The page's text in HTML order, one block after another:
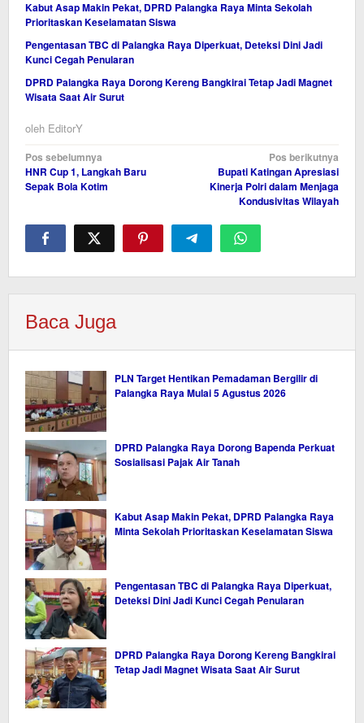
Kabut Asap Makin Pekat, DPRD Palangka Raya Minta Sekolah
Prioritaskan Keselamatan Siswa
Pengentasan TBC di Palangka Raya Diperkuat, Deteksi Dini Jadi
Kunci Cegah Penularan
DPRD Palangka Raya Dorong Kereng Bangkirai Tetap Jadi Magnet
Wisata Saat Air Surut
oleh EditorY
Navigasi
pos
Pos sebelumnya
HNR Cup 1, Langkah Baru
Sepak Bola Kotim
Pos berikutnya
Bupati Katingan Apresiasi
Kinerja Polri dalam Menjaga
Kondusivitas Wilayah
Baca Juga
PLN Target Hentikan Pemadaman Bergilir di
Palangka Raya Mulai 5 Agustus 2026
DPRD Palangka Raya Dorong Bapenda Perkuat
Sosialisasi Pajak Air Tanah
Kabut Asap Makin Pekat, DPRD Palangka Raya
Minta Sekolah Prioritaskan Keselamatan Siswa
Pengentasan TBC di Palangka Raya Diperkuat,
Deteksi Dini Jadi Kunci Cegah Penularan
DPRD Palangka Raya Dorong Kereng Bangkirai
Tetap Jadi Magnet Wisata Saat Air Surut